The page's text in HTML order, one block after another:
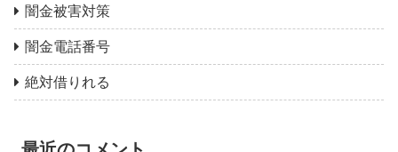
闇金被害対策
闇金電話番号
絶対借りれる